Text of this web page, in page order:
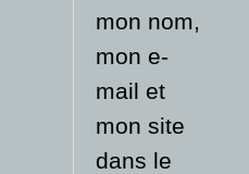
mon nom,
mon e-
mail et
mon site
dans le